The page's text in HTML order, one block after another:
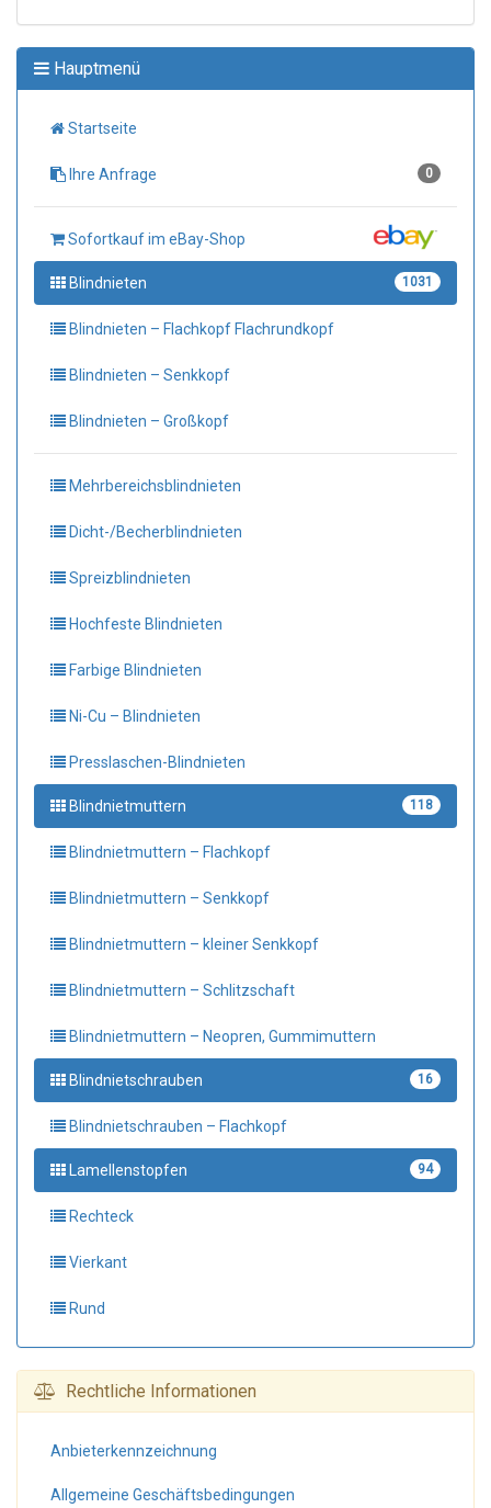
Hauptmenü
Startseite
Ihre Anfrage 0
Sofortkauf im eBay-Shop
Blindnieten 1031
Blindnieten – Flachkopf Flachrundkopf
Blindnieten – Senkkopf
Blindnieten – Großkopf
Mehrbereichsblindnieten
Dicht-/Becherblindnieten
Spreizblindnieten
Hochfeste Blindnieten
Farbige Blindnieten
Ni-Cu – Blindnieten
Presslaschen-Blindnieten
Blindnietmuttern 118
Blindnietmuttern – Flachkopf
Blindnietmuttern – Senkkopf
Blindnietmuttern – kleiner Senkkopf
Blindnietmuttern – Schlitzschaft
Blindnietmuttern – Neopren, Gummimuttern
Blindnietschrauben 16
Blindnietschrauben – Flachkopf
Lamellenstopfen 94
Rechteck
Vierkant
Rund
Rechtliche Informationen
Anbieter­kennzeichnung
Allgemeine Geschäfts­bedingungen